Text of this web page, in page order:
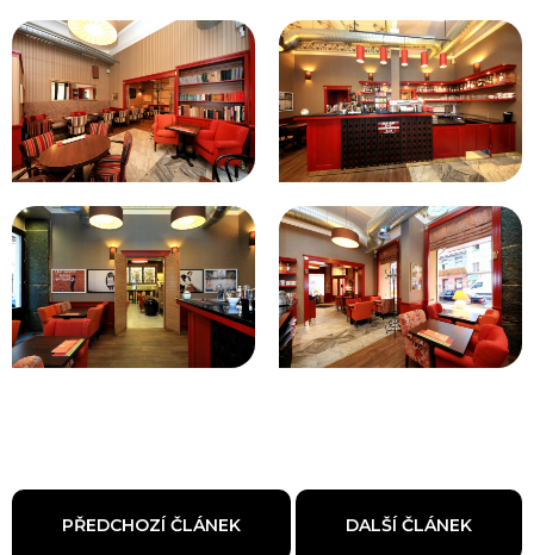
PŘEDCHOZÍ ČLÁNEK DALŠÍ ČLÁNEK